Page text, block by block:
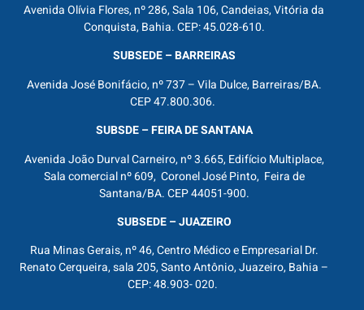
Avenida Olívia Flores, nº 286, Sala 106, Candeias, Vitória da
Conquista, Bahia. CEP: 45.028-610.
SUBSEDE – BARREIRAS
Avenida José Bonifácio, nº 737 – Vila Dulce, Barreiras/BA.
CEP 47.800.306.
SUBSDE – FEIRA DE SANTANA
Avenida João Durval Carneiro, nº 3.665, Edifício Multiplace,
Sala comercial nº 609, Coronel José Pinto, Feira de
Santana/BA. CEP 44051-900.
SUBSEDE – JUAZEIRO
Rua Minas Gerais, nº 46, Centro Médico e Empresarial Dr.
Renato Cerqueira, sala 205, Santo Antônio, Juazeiro, Bahia –
CEP: 48.903- 020.